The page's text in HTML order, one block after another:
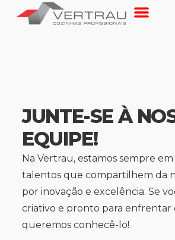
JUNTE-SE À
EQUIPE!
Na Vertrau, estamos sempre
talentos que compartilhem da
por inovação e excelência. Se
criativo e pronto para enfrentar
queremos conhecê-lo!